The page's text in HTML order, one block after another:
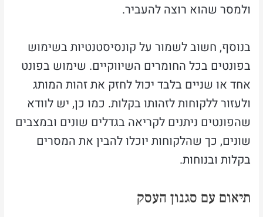
ולמסר שהוא רוצה להעביר.
בנוסף, חשוב לשמור על קונסיסטנטיות בשימוש
בפונטים בכל החומרים השיווקיים. שימוש בפונט
אחד או שניים בלבד יכול לחזק את זהות המותג
ולעזור ללקוחות לזהותו בקלות. כמו כן, יש לוודא
שהפונטים ניתנים לקריאה בגדלים שונים ובמצבים
שונים, כך שהלקוחות יוכלו להבין את המסרים
בקלות ובנוחות.
תיאום עם סגנון העסק